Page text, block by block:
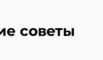
советы